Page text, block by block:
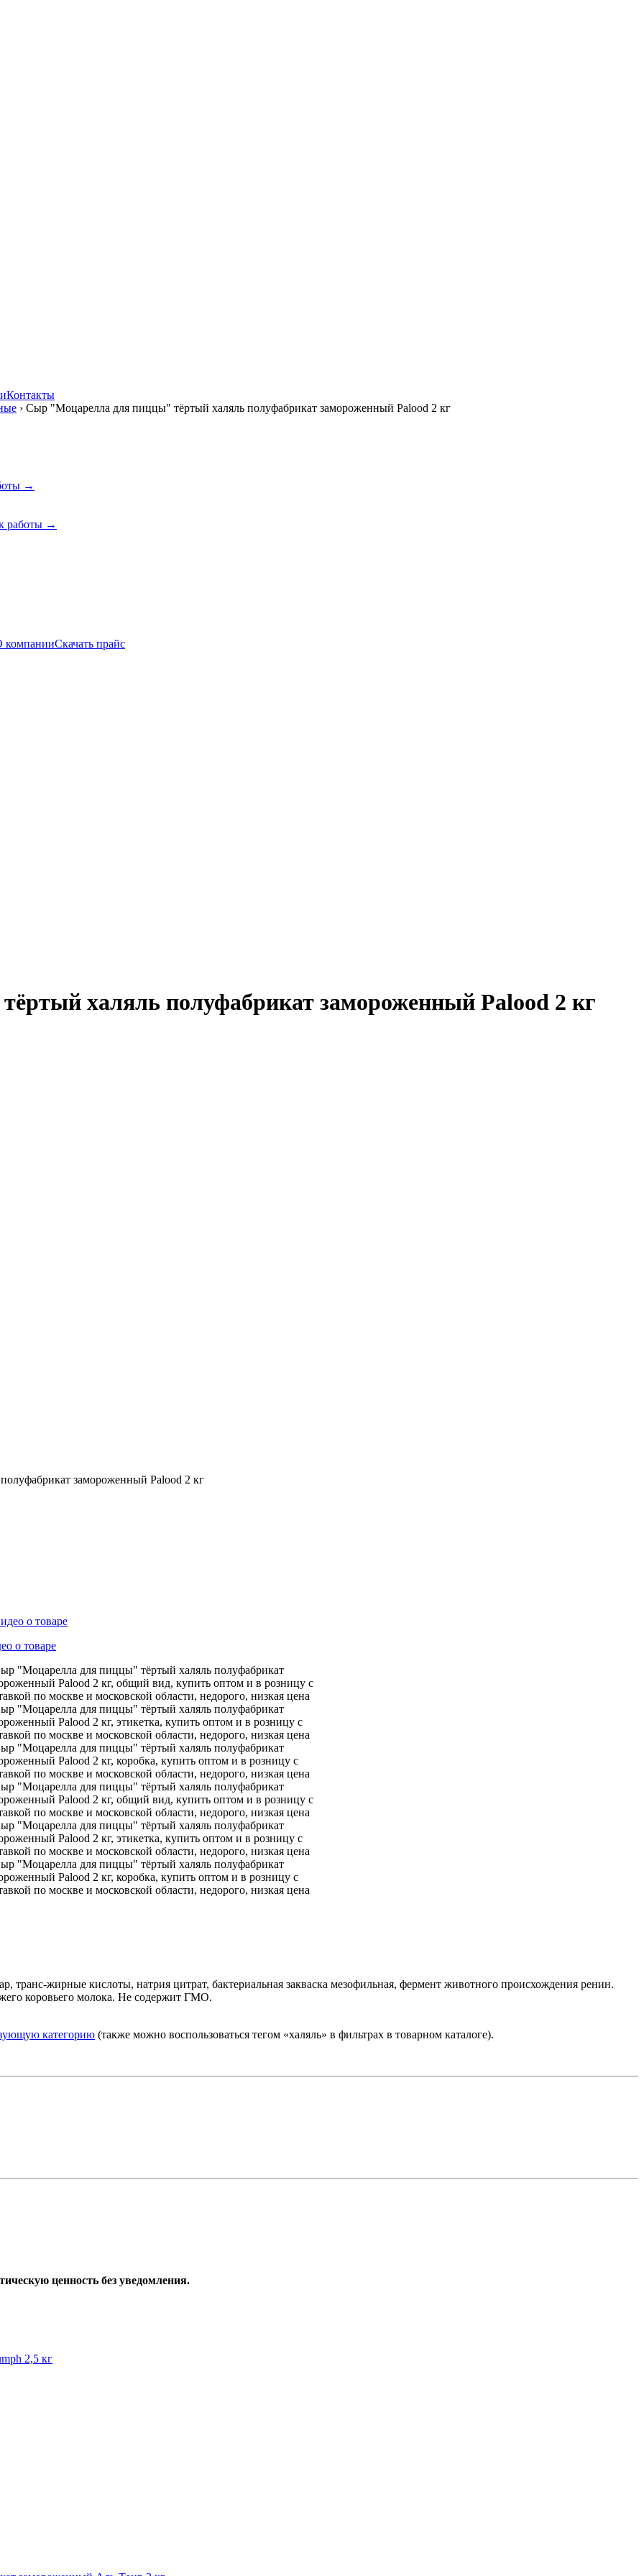
Контакты
› Сыр "Моцарелла для пиццы" тёртый халяль полуфабрикат замороженный Palood 2 кг
→
работы →
компанииСкачать прайс
халяль полуфабрикат замороженный Palood 2 кг
замороженный Palood 2 кг
о товаре
транс-жирные кислоты, натрия цитрат, бактериальная закваска мезофильная, фермент животного происхождения ренин.
коровьего молока. Не содержит ГМО.
категорию (также можно воспользоваться тегом «халяль» в фильтрах в товарном каталоге).
ценность без уведомления.
2,5 кг